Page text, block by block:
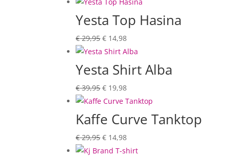
was:
€ 44,95. € 22,48.
Yesta Top Hasina
€29,95Oorspronkelijke
prijs
was:
€ 29,95.
€ 14,98Huidige
prijs
is:
€ 14,98.
Yesta Shirt Alba
€39,95Oorspronkelijke
prijs
was:
€ 39,95.
€ 19,98Huidige
prijs
€ 19,98.
Kaffe Curve Tanktop
€29,95Oorspronkelijke
prijs
€ 14,98Huidige
prijs